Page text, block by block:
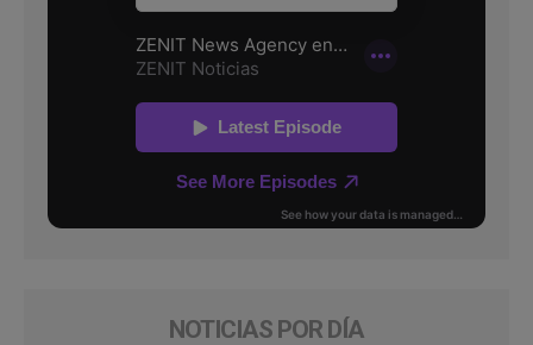
NOTICIAS POR DÍA